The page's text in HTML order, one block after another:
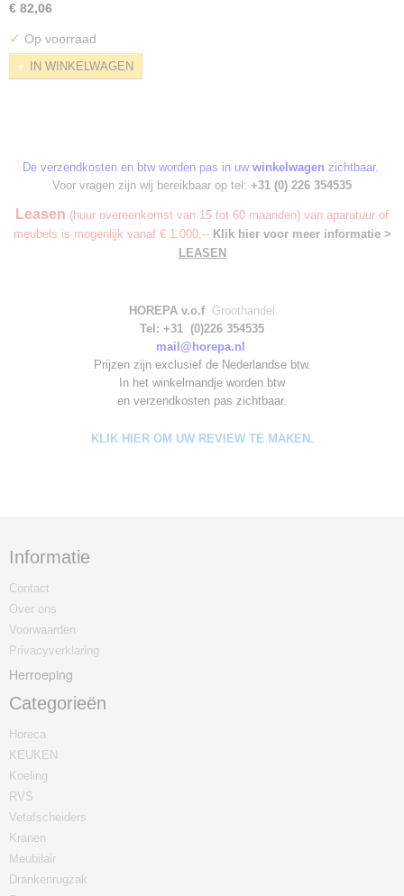
€ 82,06
✓ Op voorraad
IN WINKELWAGEN
De verzendkosten en btw worden pas in uw winkelwagen zichtbaar.
Voor vragen zijn wij bereikbaar op tel: +31 (0) 226 354535
Leasen (huur overeenkomst van 15 tot 60 maanden) van aparatuur of
meubels is mogenlijk vanaf € 1.000,-- Klik hier voor meer informatie >
LEASEN
HOREPA v.o.f Groothandel
Tel: +31 (0)226 354535
mail@horepa.nl
Prijzen zijn exclusief de Nederlandse btw.
In het winkelmandje worden btw
en verzendkosten pas zichtbaar.
KLIK HIER OM UW REVIEW TE MAKEN.
Informatie
Contact
Over ons
Voorwaarden
Privacyverklaring
Herroeping
Categorieën
Horeca
KEUKEN
Koeling
RVS
Vetafscheiders
Kranen
Meubilair
Drankenrugzak